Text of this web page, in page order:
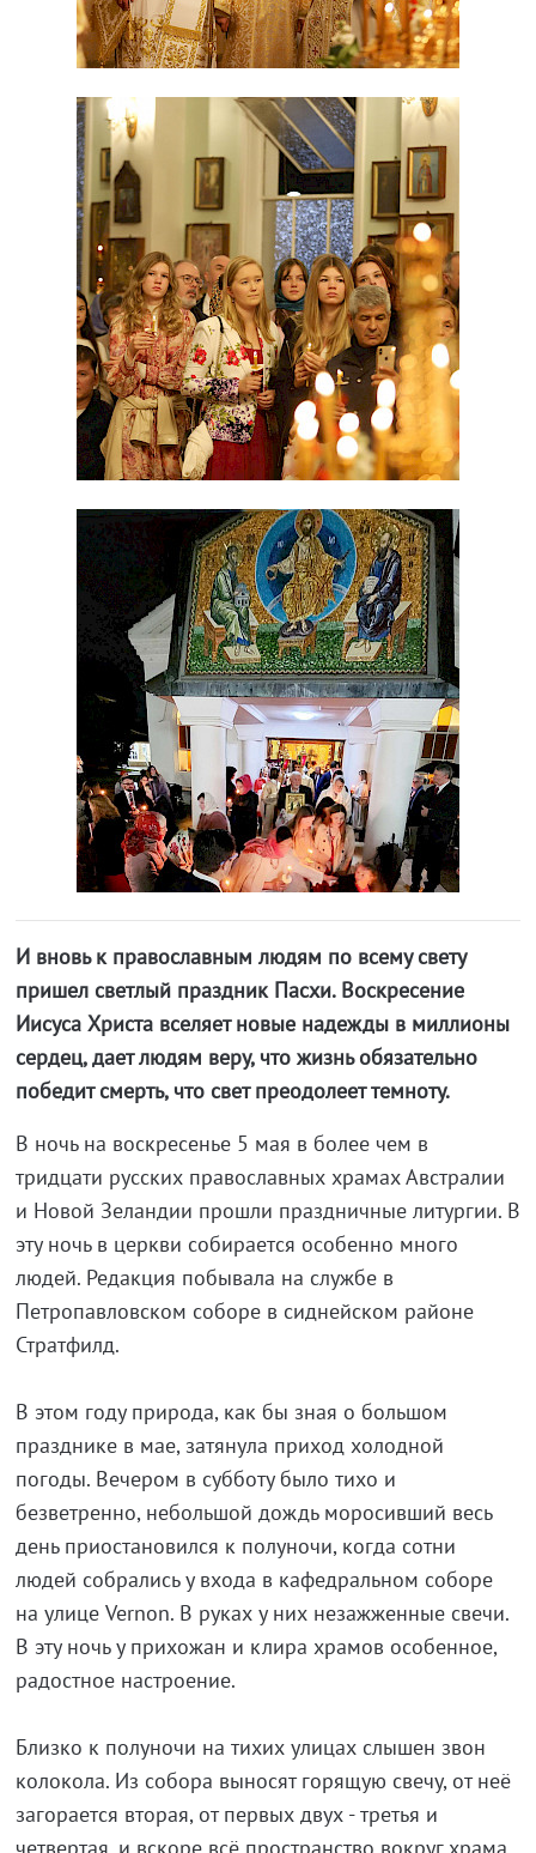
И вновь к православным людям по всему свету
пришел светлый праздник Пасхи. Воскресение
Иисуса Христа вселяет новые надежды в миллионы
сердец, дает людям веру, что жизнь обязательно
победит смерть, что свет преодолеет темноту.
В ночь на воскресенье 5 мая в более чем в
тридцати русских православных храмах Австралии
и Новой Зеландии прошли праздничные литургии. В
эту ночь в церкви собирается особенно много
людей. Редакция побывала на службе в
Петропавловском соборе в сиднейском районе
Стратфилд.
В этом году природа, как бы зная о большом
празднике в мае, затянула приход холодной
погоды. Вечером в субботу было тихо и
безветренно, небольшой дождь моросивший весь
день приостановился к полуночи, когда сотни
людей собрались у входа в кафедральном соборе
на улице Vernon. В руках у них незажженные свечи.
В эту ночь у прихожан и клира храмов особенное,
радостное настроение.
Близко к полуночи на тихих улицах слышен звон
колокола. Из собора выносят горящую свечу, от неё
загорается вторая, от первых двух - третья и